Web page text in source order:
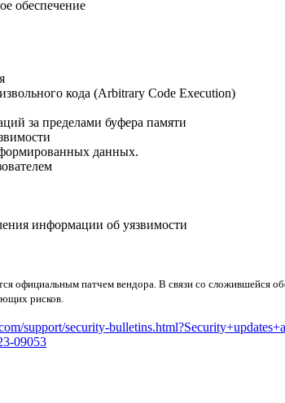
обеспечение
кода (Arbitrary Code Execution)
за пределами буфера памяти
данных.
информации об уязвимости
официальным патчем вендора. В связи со сложившейся
рисков.
support/security-
09053